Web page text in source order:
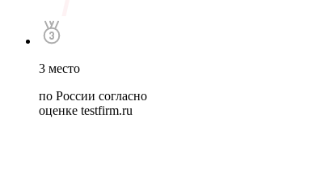
3 место
по России согласно
оценке testfirm.ru